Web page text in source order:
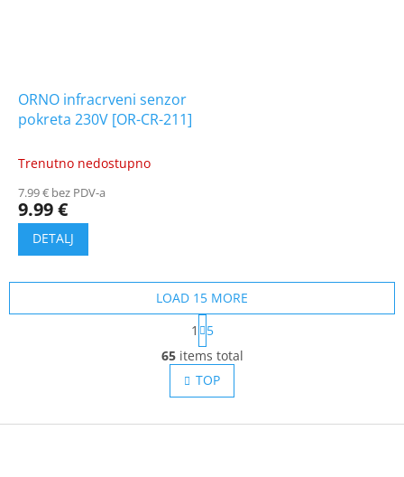
ORNO infracrveni senzor
pokreta 230V [OR-CR-211]
Trenutno nedostupno
7.99 € bez PDV-a
9.99 €
L
i
s
t
n
LOAD 15 MORE
P
a
g
i
n
a
i
1
5
65items total
TOP
F